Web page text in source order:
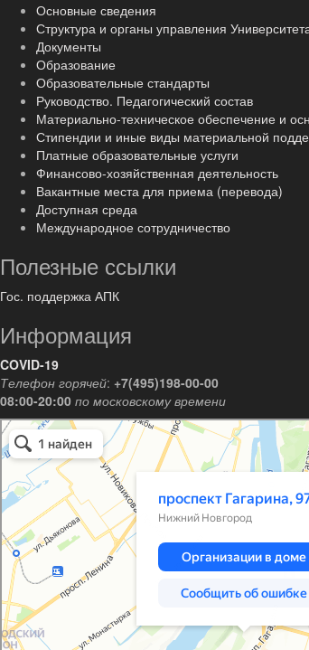
Основные сведения
Структура и органы управления
Документы
Образование
Образовательные стандарты
Руководство. Педагогический состав
Материально-техническое обеспечение и
Стипендии и иные виды материальной
Платные образовательные услуги
Финансово-хозяйственная деятельность
Вакантные места для приема (перевода)
Доступная среда
Международное сотрудничество
Полезные ссылки
Гос. поддержка АПК
Информация
COVID-19
Телефон горячей: +7(495)198-00-00
08:00-20:00 по московскому времени